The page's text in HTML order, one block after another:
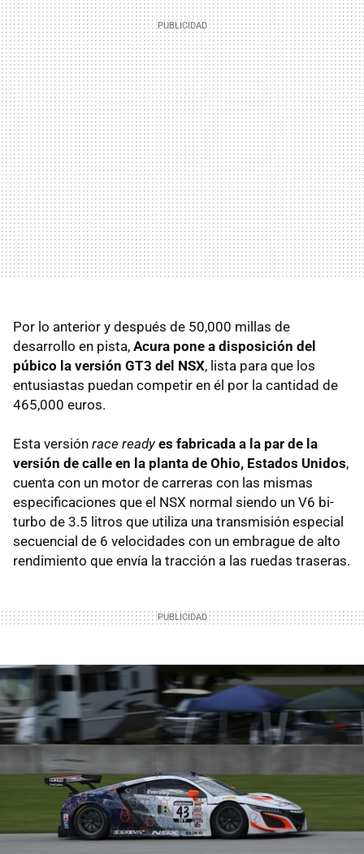
Por lo anterior y después de 50,000 millas de
desarrollo en pista, Acura pone a disposición del
púbico la versión GT3 del NSX, lista para que los
entusiastas puedan competir en él por la cantidad de
465,000 euros.
Esta versión race ready es fabricada a la par de la
versión de calle en la planta de Ohio, Estados Unidos,
cuenta con un motor de carreras con las mismas
especificaciones que el NSX normal siendo un V6 bi-
turbo de 3.5 litros que utiliza una transmisión especial
secuencial de 6 velocidades con un embrague de alto
rendimiento que envía la tracción a las ruedas traseras.